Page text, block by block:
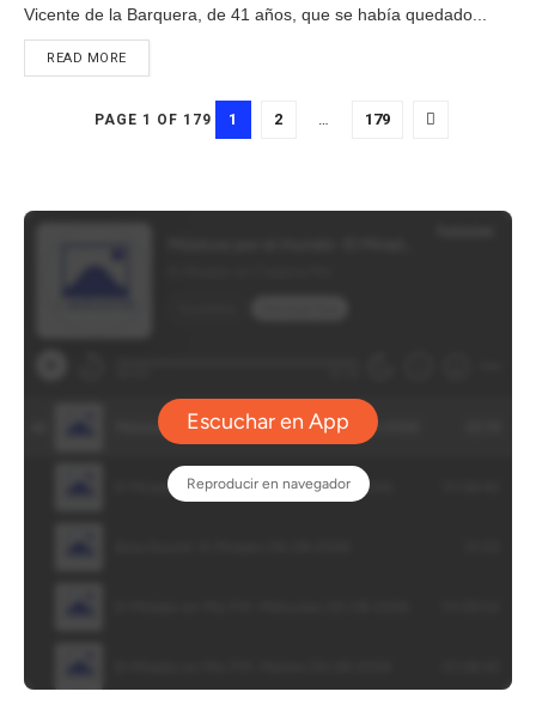
Vicente de la Barquera, de 41 años, que se había quedado...
READ MORE
PAGE 1 OF 179 1 2 179